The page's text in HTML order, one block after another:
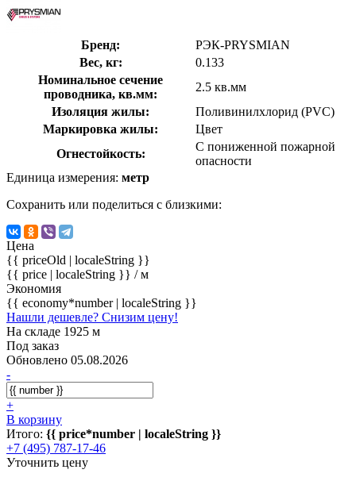
Бренд:
РЭК-PRYSMIAN
Вес, кг:
0.133
Номинальное сечение
проводника, кв.мм:
2.5 кв.мм
Изоляция жилы:
Поливинилхлорид (PVC)
Маркировка жилы:
Цвет
Огнестойкость:
С пониженной пожарной
опасности
Единица измерения: метр
Сохранить или поделиться с близкими:
Цена
{{ priceOld | localeString }}
{{ price | localeString }} / м
Экономия
{{ economy*number | localeString }}
Нашли дешевле? Снизим цену!
На складе 1925 м
Под заказ
Обновлено 05.08.2026
-
+
В корзину
Итого: {{ price*number | localeString }}
+7 (495) 787-17-46
Уточнить цену